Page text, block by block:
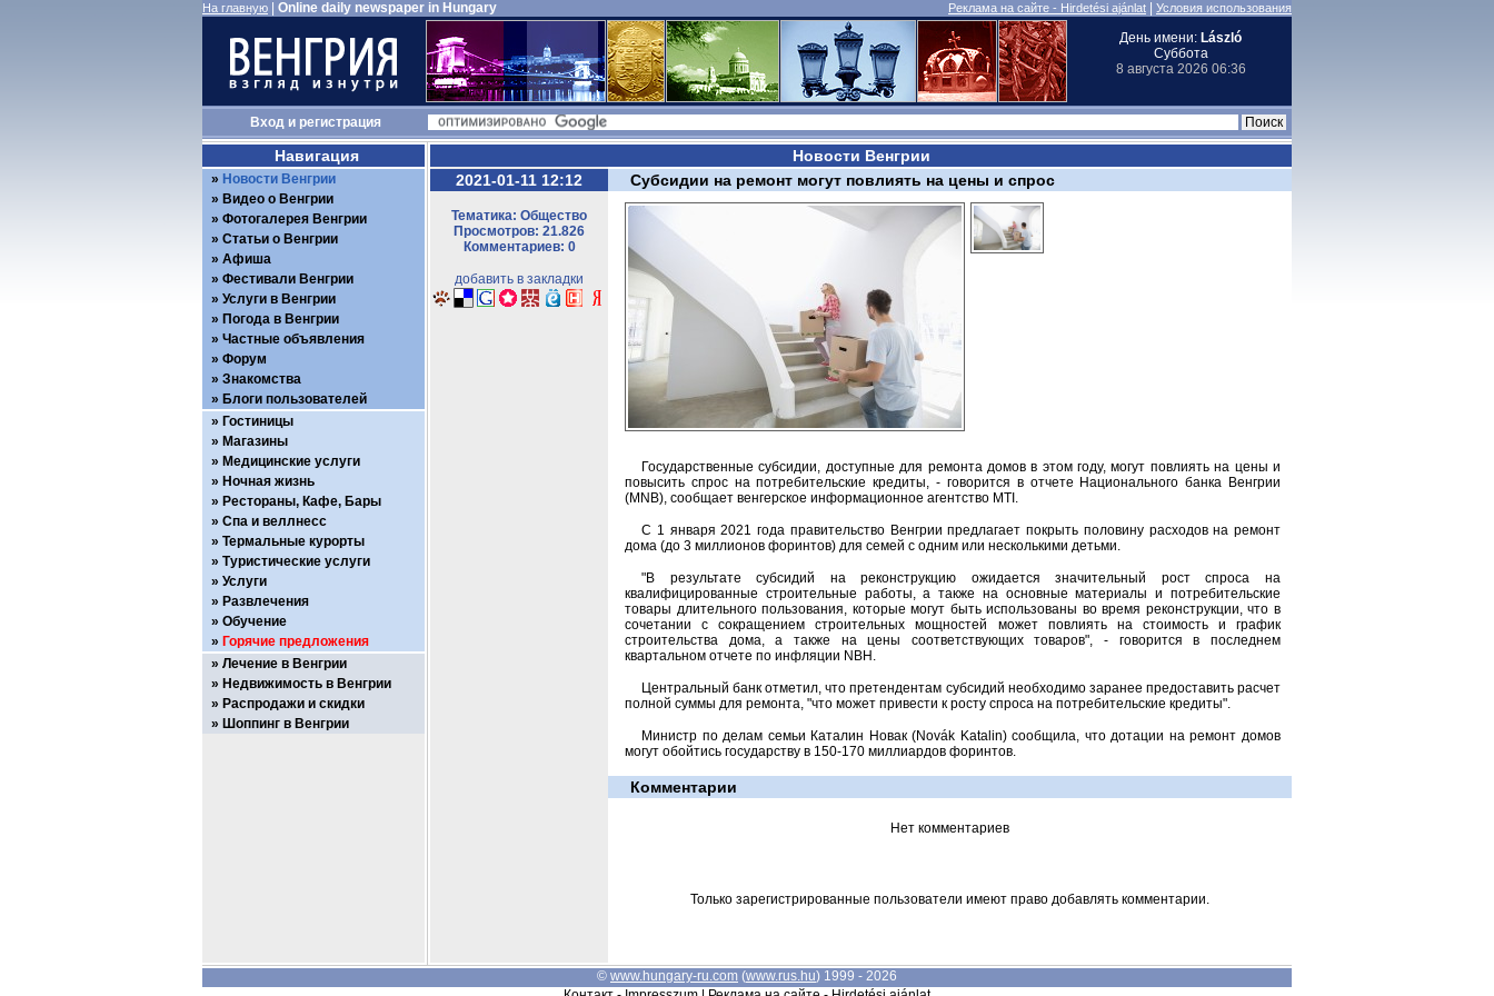
На главную Online daily newspaper in Hungary Реклама на сайте - Hirdetési ajánlat Условия использования
День имени: László
Суббота
8 августа 2026 06:36
Входи регистрация
Новости Венгрии
2021-01-11 12:12
Тематика: Общество
Просмотров: 21.826
Комментариев: 0
добавить в закладки
Субсидии на ремонт могут повлиять на цены и спрос
Государственные субсидии, доступные для ремонта домов в этом году, могут повлиять на цены и
повысить спрос на потребительские кредиты, - говорится в отчете Национального банка Венгрии
(MNB), сообщает венгерское информационное агентство MTI.
С 1 января 2021 года правительство Венгрии предлагает покрыть половину расходов на ремонт
дома (до 3 миллионов форинтов) для семей с одним или несколькими детьми.
"В результате субсидий на реконструкцию ожидается значительный рост спроса на
квалифицированные строительные работы, а также на основные материалы и потребительские
товары длительного пользования, которые могут быть использованы во время реконструкции, что в
сочетании с сокращением строительных мощностей может повлиять на стоимость и график
строительства дома, а также на цены соответствующих товаров", - говорится в последнем
квартальном отчете по инфляции NBH.
Центральный банк отметил, что претендентам субсидий необходимо заранее предоставить расчет
полной суммы для ремонта, "что может привести к росту спроса на потребительские кредиты".
Министр по делам семьи Каталин Новак (Novák Katalin) сообщила, что дотации на ремонт домов
могут обойтись государству в 150-170 миллиардов форинтов.
Комментарии
Нет комментариев
Только зарегистрированные пользователи имеют право добавлять комментарии.
Навигация
Новости Венгрии
Видео о Венгрии
Фотогалерея Венгрии
Статьи о Венгрии
Афиша
Фестивали Венгрии
Услуги в Венгрии
Погода в Венгрии
Частные объявления
Форум
Знакомства
Блоги пользователей
Гостиницы
Магазины
Медицинские услуги
Ночная жизнь
Рестораны, Кафе, Бары
Спа и веллнесс
Термальные курорты
Туристические услуги
Услуги
Развлечения
Обучение
Горячие предложения
Лечение в Венгрии
Недвижимость в Венгрии
Распродажи и скидки
Шоппинг в Венгрии
© www.hungary-ru.com (www.rus.hu) 1999 - 2026